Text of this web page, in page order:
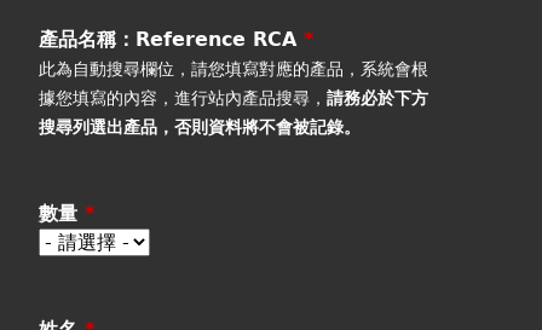
視聽室預約
線上商城
引
標
產品名稱：Reference RCA*
此為自動搜尋欄位，請您填寫對應的產品，系統會根
據您填寫的內容，進行站內產品搜尋，請務必於下方
搜尋列選出產品 ，否則資料將不會被記錄。
數量*